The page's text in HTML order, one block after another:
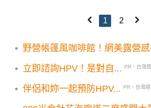
1 2
野營帳篷風咖啡館！網美露營
立即諮詢HPV！是對自...
PR・台灣
伴侶和妳一起預防HPV... PR・台灣